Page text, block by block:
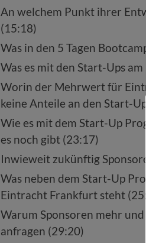
An welchem Punkt ihrer
(15:18)
Was in den 5 Tagen
Was es mit den Start-Ups
Worin der Mehrwert für
keine Anteile an den Start-
Wie es mit dem Start-Up
es noch gibt (23:17)
Inwieweit zukünftig
Was neben dem Start-Up
Eintracht Frankfurt steht
Warum Sponsoren mehr
anfragen (29:20)